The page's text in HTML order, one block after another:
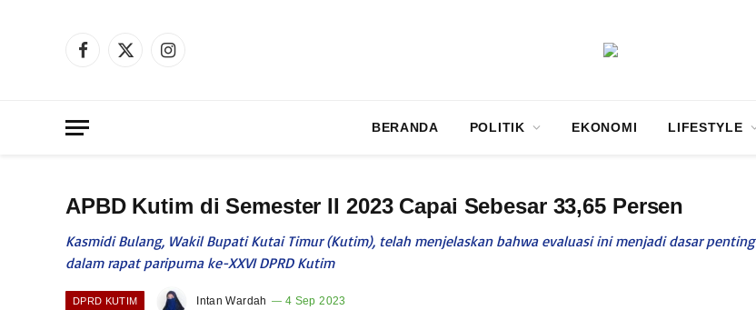
Facebook
X
Instagram
BERANDA POLITIK EKONOMI LIFESTYLE
APBD Kutim di Semester II 2023 Capai Sebesar 33,65 Persen
Kasmidi Bulang, Wakil Bupati Kutai Timur (Kutim), telah menjelaskan bahwa evaluasi ini menjadi dasar penting
dalam rapat paripurna ke-XXVI DPRD Kutim
DPRD KUTIM Intan Wardah 4 Sep 2023